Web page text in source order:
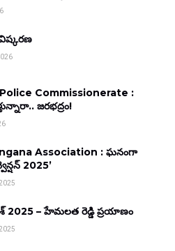
Commissionerate :
జరభద్రం!
Association : ఘనంగా
2025’
2025 – హేమలత రెడ్డి ప్రయాణం